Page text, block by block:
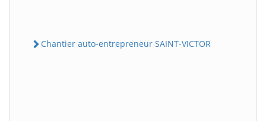
Chantier auto-entrepreneur SAINT-VICTOR